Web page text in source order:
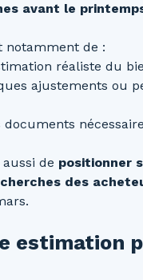
avant le
notamment de :
réaliste du
ajustements ou
documents
de positionner
des
estimation